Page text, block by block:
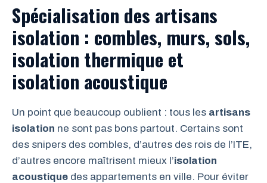
Spécialisation des artisans
isolation : combles, murs, sols,
isolation thermique et
isolation acoustique
Un point que beaucoup oublient : tous les artisans
isolation ne sont pas bons partout. Certains sont
des snipers des combles, d’autres des rois de l’ITE,
d’autres encore maîtrisent mieux l’isolation
acoustique des appartements en ville. Pour éviter